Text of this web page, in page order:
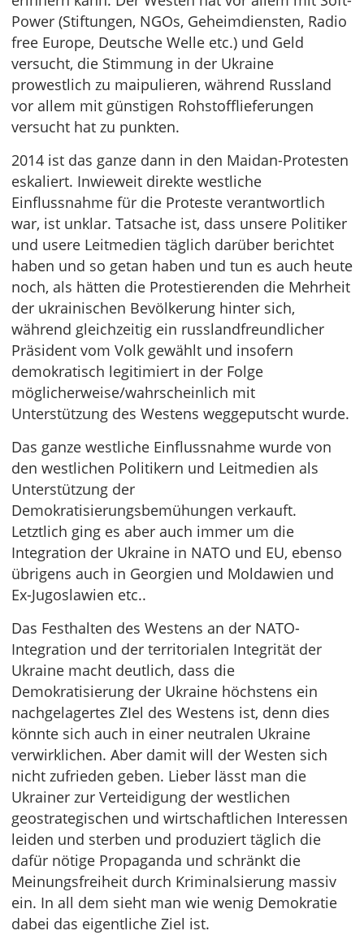
Power (Stiftungen, NGOs, Geheimdiensten, Radio
free Europe, Deutsche Welle etc.) und Geld
versucht, die Stimmung in der Ukraine
prowestlich zu maipulieren, während Russland
vor allem mit günstigen Rohstofflieferungen
versucht hat zu punkten.
2014 ist das ganze dann in den Maidan-Protesten
eskaliert. Inwieweit direkte westliche
Einflussnahme für die Proteste verantwortlich
war, ist unklar. Tatsache ist, dass unsere Politiker
und usere Leitmedien täglich darüber berichtet
haben und so getan haben und tun es auch heute
noch, als hätten die Protestierenden die Mehrheit
der ukrainischen Bevölkerung hinter sich,
während gleichzeitig ein russlandfreundlicher
Präsident vom Volk gewählt und insofern
demokratisch legitimiert in der Folge
möglicherweise/wahrscheinlich mit
Unterstützung des Westens weggeputscht wurde.
Das ganze westliche Einflussnahme wurde von
den westlichen Politikern und Leitmedien als
Unterstützung der
Demokratisierungsbemühungen verkauft.
Letztlich ging es aber auch immer um die
Integration der Ukraine in NATO und EU, ebenso
übrigens auch in Georgien und Moldawien und
Ex-Jugoslawien etc..
Das Festhalten des Westens an der NATO-
Integration und der territorialen Integrität der
Ukraine macht deutlich, dass die
Demokratisierung der Ukraine höchstens ein
nachgelagertes ZIel des Westens ist, denn dies
könnte sich auch in einer neutralen Ukraine
verwirklichen. Aber damit will der Westen sich
nicht zufrieden geben. Lieber lässt man die
Ukrainer zur Verteidigung der westlichen
geostrategischen und wirtschaftlichen Interessen
leiden und sterben und produziert täglich die
dafür nötige Propaganda und schränkt die
Meinungsfreiheit durch Kriminalsierung massiv
ein. In all dem sieht man wie wenig Demokratie
dabei das eigentliche Ziel ist.